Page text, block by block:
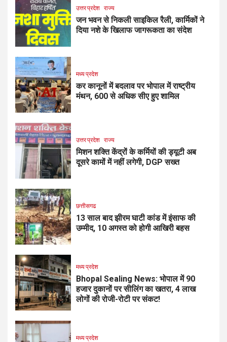
उत्तर प्रदेश राज्य
जन भवन से निकली साइकिल रैली, कार्मिकों ने
दिया नशे के खिलाफ जागरूकता का संदेश
मध्य प्रदेश
कर कानूनों में बदलाव पर भोपाल में राष्ट्रीय
मंथन, 600 से अधिक सीए हुए शामिल
उत्तर प्रदेश राज्य
मिशन शक्ति केंद्रों के कर्मियों की ड्यूटी अब
दूसरे कामों में नहीं लगेगी, DGP सख्त
छत्तीसगढ
13 साल बाद झीरम घाटी कांड में इंसाफ की
उम्मीद, 10 अगस्त को होगी आखिरी बहस
मध्य प्रदेश
Bhopal Sealing News: भोपाल में 90
हजार दुकानों पर सीलिंग का खतरा, 4 लाख
लोगों की रोजी-रोटी पर संकट!
मध्य प्रदेश